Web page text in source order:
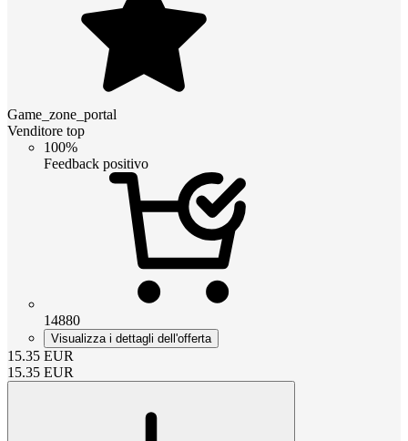
Game_zone_portal
Venditore top
100%
Feedback positivo
14880
Visualizza i dettagli dell'offerta
15.35 EUR
15.35 EUR